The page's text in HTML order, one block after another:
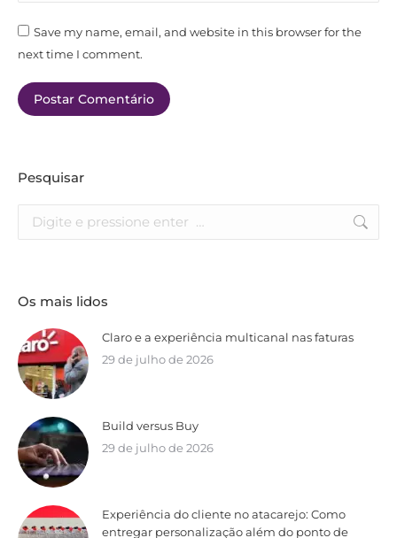
Save my name, email, and website in this browser for the
next time I comment.
Postar Comentário
Pesquisar
Os mais lidos
Claro e a experiência multicanal nas faturas
29 de julho de 2026
Build versus Buy
29 de julho de 2026
Experiência do cliente no atacarejo: Como
entregar personalização além do ponto de